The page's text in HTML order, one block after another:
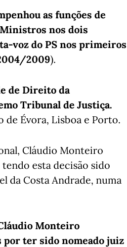
as funções de
nos dois
voz do PS nos primeiros
2009).
de Direito da
Tribunal de Justiça.
de Évora, Lisboa e Porto.
Cláudio Monteiro
esta decisão sido
da Costa Andrade, numa
Monteiro
por ter sido nomeado juiz